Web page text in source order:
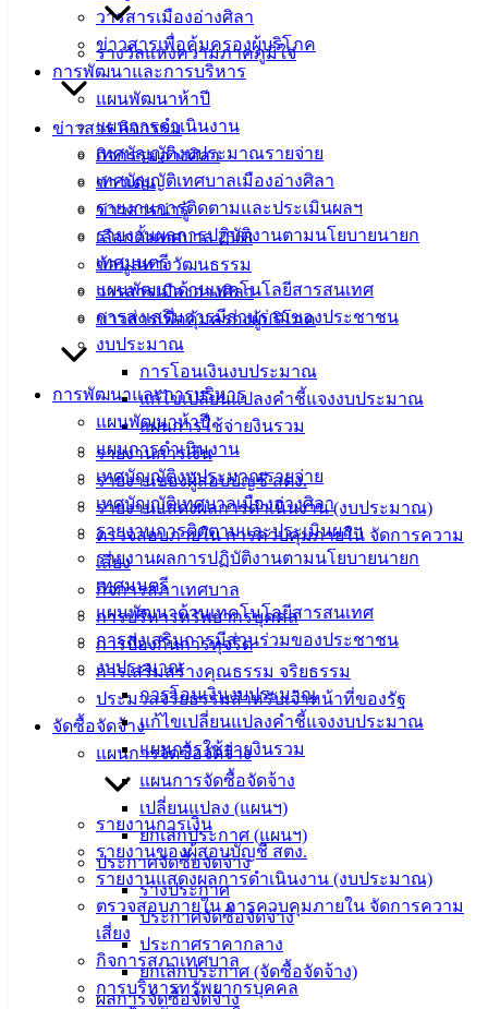
วารสารเมืองอ่างศิลา
ข่าวสารเพื่อคุ้มครองผู้บริโภค
การพัฒนาและการบริหาร
แผนพัฒนาห้าปี
แผนการดำเนินงาน
เทศบัญญัติงบประมาณรายจ่าย
เทศบัญญัติเทศบาลเมืองอ่างศิลา
รายงานการติดตามและประเมินผลฯ
รายงานผลการปฏิบัติงานตามนโยบายนายก
เทศมนตรี
แผนพัฒนาด้านเทคโนโลยีสารสนเทศ
การส่งเสริมการมีส่วนร่วมของประชาชน
งบประมาณ
การโอนเงินงบประมาณ
แก้ไขเปลี่ยนแปลงคำชี้แจงงบประมาณ
แผนการใช้จ่ายงินรวม
รายงานการเงิน
รายงานของผู้สอบบัญชี สตง.
รายงานแสดงผลการดำเนินงาน (งบประมาณ)
ตรวจสอบภายใน การควบคุมภายใน จัดการความ
เสี่ยง
กิจการสภาเทศบาล
การบริหารทรัพยากรบุคคล
การป้องกันการทุจริต
การเสริมสร้างคุณธรรม จริยธรรม
ประมวลจริยธรรมสำหรับเจ้าหน้าที่ของรัฐ
จัดซื้อจัดจ้าง
แผนการจัดซื้อจัดจ้าง
แผนการจัดซื้อจัดจ้าง
เปลี่ยนแปลง (แผนฯ)
ยกเลิกประกาศ (แผนฯ)
ประกาศจัดซื้อจัดจ้าง
ร่างประกาศ
ประกาศจัดซื้อจัดจ้าง
ประกาศราคากลาง
ยกเลิกประกาศ (จัดซื้อจัดจ้าง)
ผลการจัดซื้อจัดจ้าง
รางวัลแห่งความภาคภูมิใจ
ข่าวสาร กิจกรรม
กิจกรรมอ่างศิลา
ข่าวเด่น
ข่าวสารน่ารู้
เลือกตั้งเทศบาล 2568
ข้อมูลทางวัฒนธรรม
วารสารเมืองอ่างศิลา
ข่าวสารเพื่อคุ้มครองผู้บริโภค
การพัฒนาและการบริหาร
แผนพัฒนาห้าปี
แผนการดำเนินงาน
เทศบัญญัติงบประมาณรายจ่าย
เทศบัญญัติเทศบาลเมืองอ่างศิลา
รายงานการติดตามและประเมินผลฯ
รายงานผลการปฏิบัติงานตามนโยบายนายก
เทศมนตรี
แผนพัฒนาด้านเทคโนโลยีสารสนเทศ
การส่งเสริมการมีส่วนร่วมของประชาชน
งบประมาณ
การโอนเงินงบประมาณ
แก้ไขเปลี่ยนแปลงคำชี้แจงงบประมาณ
แผนการใช้จ่ายงินรวม
รายงานการเงิน
รายงานของผู้สอบบัญชี สตง.
รายงานแสดงผลการดำเนินงาน (งบประมาณ)
ตรวจสอบภายใน การควบคุมภายใน จัดการความ
เสี่ยง
กิจการสภาเทศบาล
การบริหารทรัพยากรบุคคล
อ.เมือง จ.ชลบุรี
038-
142-100-104
บริการ
ประชาชน
ดาวน์โหลด
แบบ
ฟอร์ม,
เอกสาร
คู่มือการ
ปฏิบัติ
งาน
ข่าวสาร
ศุนย์
ข้อมูล
ข่าวสาร
อิเล็กทรอนิกส์
องค์
ความรู้
(Knowledge
Management)
เทศบาล
สายตรง
นายก
ประวัติ